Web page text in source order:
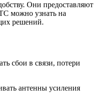
Они предоставляют
можно узнать на
решений.
сбои в связи, потери
антенны усиления